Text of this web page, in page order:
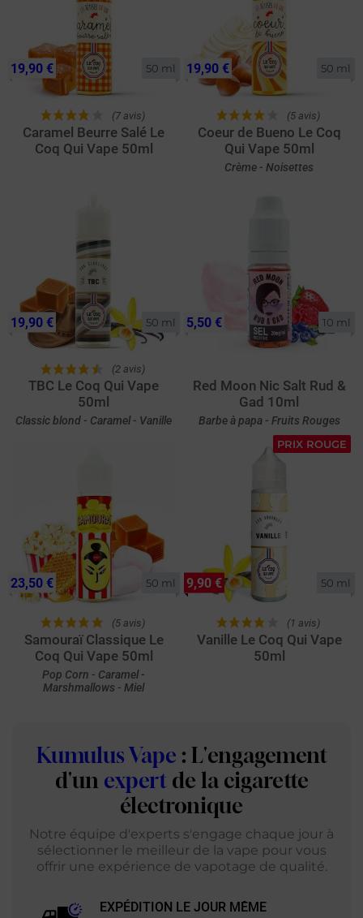
50 ml
(7 avis)
Caramel Beurre Salé Le
Coq Qui Vape 50ml
19,90 € 50 ml
(5 avis)
Coeur de Bueno Le Coq
Qui Vape 50ml
Crème - Noisettes
19,90 €
50 ml
(2 avis)
TBC Le Coq Qui Vape
50ml
Classic blond - Caramel - Vanille
19,90 € 10 ml
Red Moon Nic Salt Rud &
Gad 10ml
Barbe à papa - Fruits Rouges
5,50 €
50 ml
(5 avis)
Samouraï Classique Le
Coq Qui Vape 50ml
Pop Corn - Caramel -
Marshmallows - Miel
23,50 €
PRIX ROUGE
50 ml
(1 avis)
Vanille Le Coq Qui Vape
50ml
9,90 €
Kumulus Vape : L'engagement
d'un expert de la cigarette
électronique
Notre équipe d'experts s'engage chaque jour à
sélectionner le meilleur de la vape pour vous
offrir une expérience de vapotage de qualité.
EXPÉDITION LE JOUR MÊME